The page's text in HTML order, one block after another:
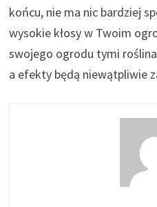
końcu, nie ma nic bardziej
wysokie kłosy w Twoim
swojego ogrodu tymi
a efekty będą niewątpliwie